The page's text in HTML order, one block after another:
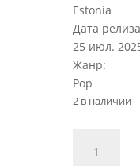
Estonia
Дата
25 июл.
Жанр:
Pop
2 в наличии
товара